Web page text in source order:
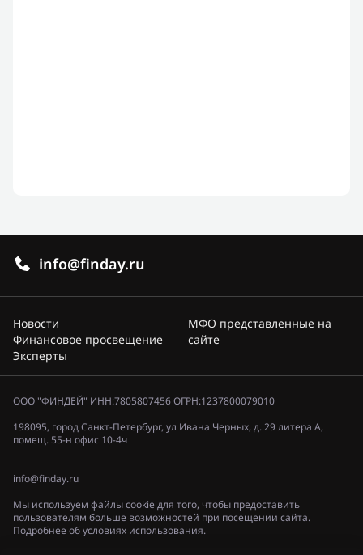
info@finday.ru
Новости
Финансовое просвещение
Эксперты
МФО представленные на
сайте
ООО "ФИНДЕЙ" ИНН:7805807456 ОГРН:1237800079010
198095, город Санкт-Петербург, ул Ивана Черных, д. 29 литера А,
помещ. 55-н офис 10-4ч
info@finday.ru
Мы используем файлы cookie для того, чтобы предоставить
пользователям больше возможностей при посещении сайта.
Подробнее об условиях использования.